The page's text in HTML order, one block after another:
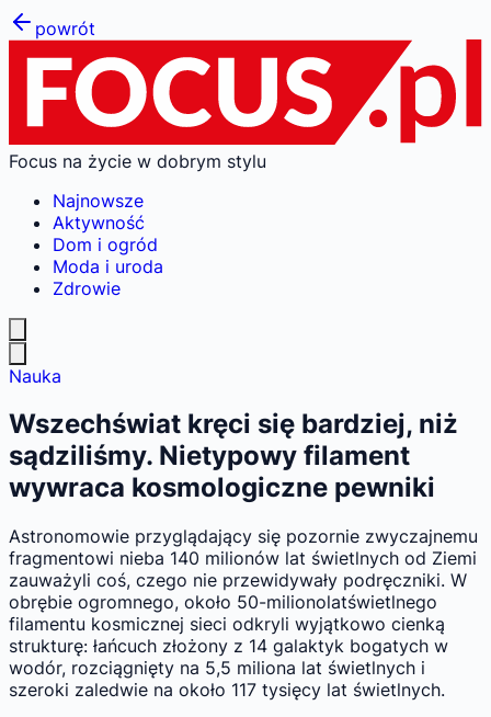
powrót
Focus na życie w dobrym stylu
Najnowsze
Aktywność
Dom i ogród
Moda i uroda
Zdrowie
Nauka
Wszechświat kręci się bardziej, niż
sądziliśmy. Nietypowy filament
wywraca kosmologiczne pewniki
Astronomowie przyglądający się pozornie zwyczajnemu
fragmentowi nieba 140 milionów lat świetlnych od Ziemi
zauważyli coś, czego nie przewidywały podręczniki. W
obrębie ogromnego, około 50-milionolatświetlnego
filamentu kosmicznej sieci odkryli wyjątkowo cienką
strukturę: łańcuch złożony z 14 galaktyk bogatych w
wodór, rozciągnięty na 5,5 miliona lat świetlnych i
szeroki zaledwie na około 117 tysięcy lat świetlnych.